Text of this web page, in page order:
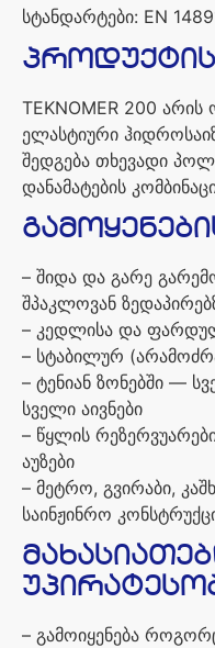
სტანდარტები: EN
პროდუქტის
TEKNOMER 200 არის
ელასტიური
შედგება თხევადი
დანამატების
– შიდა და გარე
შპაკლოვან
– კედლისა და
– სტაბილურ (
– ტენიან ზონებში —
სველი აივნები
– წყლის
აუზები
– მეტრო, გვირაბი,
საინჟინრო
– გამოიყენება